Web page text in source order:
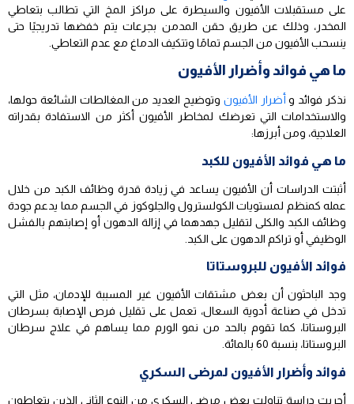
على مستقبلات الأفيون والسيطرة على مراكز المخ التي تطالب بتعاطي
المخدر، وذلك عن طريق حقن المدمن بجرعات يتم خفضها تدريجيًا حتى
ينسحب الأفيون من الجسم تمامًا وتتكيف الدماغ مع عدم التعاطي.
ما هي فوائد وأضرار الأفيون
نذكر فوائد و أضرار الأفيون وتوضيح العديد من المغالطات الشائعة حولها،
والاستخدامات التي تعرضك لمخاطر الأفيون أكثر من الاستفادة بقدراته
العلاجية، ومن أبرزها:
ما هي فوائد الأفيون للكبد
أثبتت الدراسات أن الأفيون يساعد في زيادة قدرة وظائف الكبد من خلال
عمله كمنظم لمستويات الكولسترول والجلوكوز في الجسم مما يدعم جودة
وظائف الكبد والكلى لتقليل جهدهما في إزالة الدهون أو إصابتهم بالفشل
الوظيفي أو تراكم الدهون على الكبد.
فوائد الأفيون للبروستاتا
وجد الباحثون أن بعض مشتقات الأفيون غير المسببة للإدمان، مثل التي
تدخل في صناعة أدوية السعال، تعمل على تقليل فرص الإصابة بسرطان
البروستاتا، كما تقوم بالحد من نمو الورم مما يساهم في علاج سرطان
البروستاتا، بنسبة 60 بالمائة.
فوائد وأضرار الأفيون لمرضى السكري
أجريت دراسة تناولت بعض مرضى السكري من النوع الثاني الذين يتعاطون